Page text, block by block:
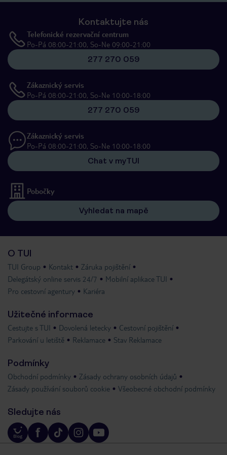
Kontaktujte nás
Telefonické rezervační centrum
Po-Pá 08:00-21:00, So-Ne 09:00-21:00
277 270 059
Zákaznický servis
Po-Pá 08:00-21:00, So-Ne 10:00-18:00
277 270 059
Zákaznický servis
Po-Pá 08:00-21:00, So-Ne 10:00-18:00
Chat v myTUI
Pobočky
Vyhledat na mapě
O TUI
TUI Group Kontakt
Záruka pojištění
Delegátský online servis 24/7
Mobilní aplikace TUI
Pro cestovní agentury
Kariéra
Užitečné informace
Cestujte s TUI Dovolená letecky
Cestovní pojištění
Parkování u letiště
Reklamace Stav Reklamace
Podmínky
Obchodní podmínky
Zásady ochrany osobních údajů
Zásady používání souborů cookie
Všeobecné obchodní podmínky
Sledujte nás